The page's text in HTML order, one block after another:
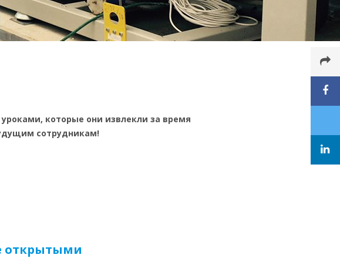
которые они извлекли за время
сотрудникам!
открытыми